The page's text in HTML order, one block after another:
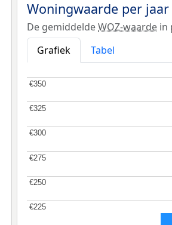
Woningwaarde per jaar
De gemiddeldeWOZ-waarde in
Grafiek
Tabel
€225
€225
€250
€250
€275
€275
€300
€300
€325
€325
€350
€350